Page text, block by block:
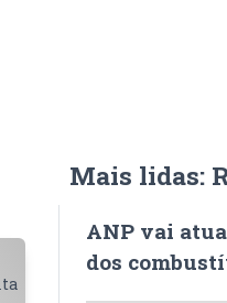
Mais lidas:
ANP vai
dos